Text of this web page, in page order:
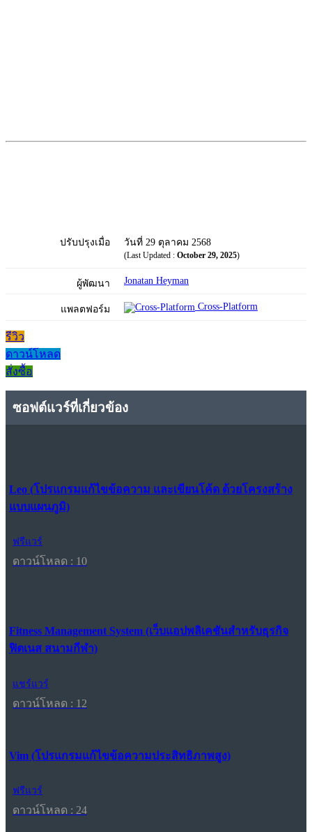
ปรับปรุงเมื่อ วันที่ 29 ตุลาคม 2568
(Last Updated : October 29, 2025)
ผู้พัฒนา Jonatan Heyman
แพลตฟอร์ม Cross-Platform
รีวิว
ดาวน์โหลด
สั่งซื้อ
ซอฟต์แวร์ที่เกี่ยวข้อง
Leo (โปรแกรมแก้ไขข้อความ และเขียนโค้ด ด้วยโครงสร้าง
แบบแผนภูมิ)
ฟรีแวร์
ดาวน์โหลด : 10
Fitness Management System (เว็บแอปพลิเคชันสำหรับธุรกิจ
ฟิตเนส สนามกีฬา)
แชร์แวร์
ดาวน์โหลด : 12
Vim (โปรแกรมแก้ไขข้อความประสิทธิภาพสูง)
ฟรีแวร์
ดาวน์โหลด : 24